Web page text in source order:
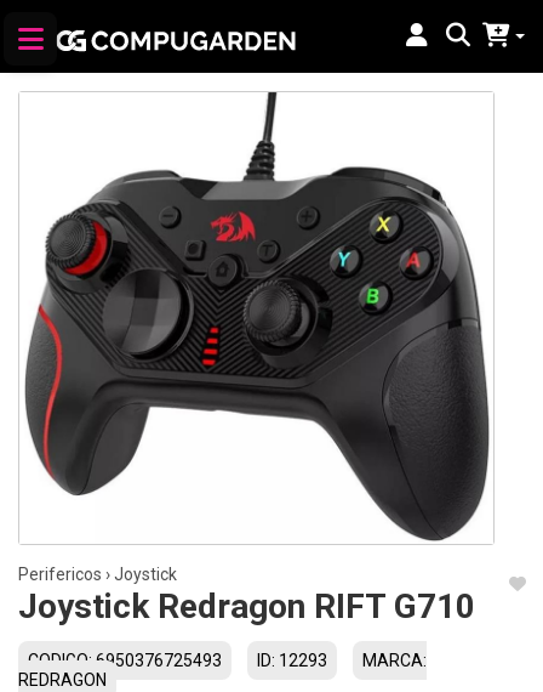
Perifericos ›Joystick
Joystick Redragon RIFT G710
CODIGO: 6950376725493 ID: 12293
MARCA:
REDRAGON